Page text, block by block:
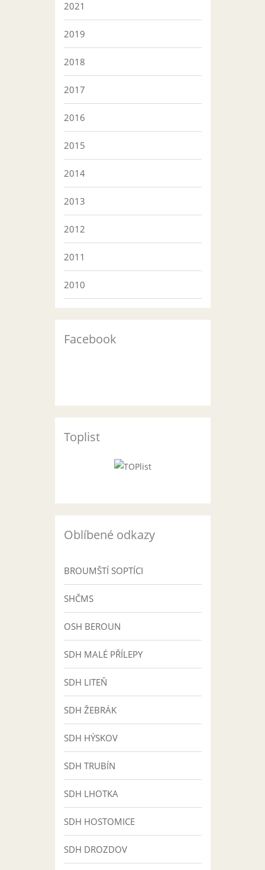
2021
2019
2018
2017
2016
2015
2014
2013
2012
2011
2010
Facebook
Toplist
Oblíbené odkazy
BROUMŠTÍ SOPTÍCI
SHČMS
OSH BEROUN
SDH MALÉ PŘÍLEPY
SDH LITEŇ
SDH ŽEBRÁK
SDH HÝSKOV
SDH TRUBÍN
SDH LHOTKA
SDH HOSTOMICE
SDH DROZDOV